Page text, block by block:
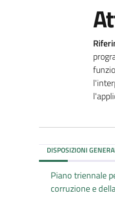
DISPOSIZIONI
Piano triennale
corruzione e